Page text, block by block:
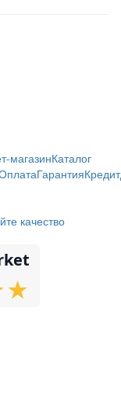
магазинКаталог
ГарантияКредит
★
★